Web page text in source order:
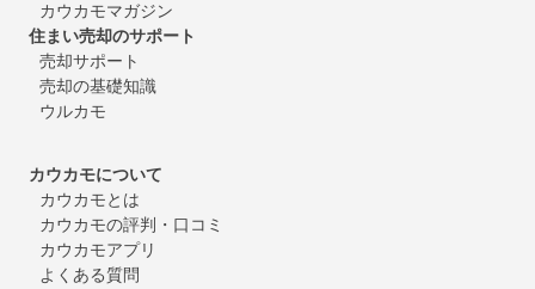
カウカモマガジン
住まい売却のサポート
売却サポート
売却の基礎知識
ウルカモ
カウカモについて
カウカモとは
カウカモの評判・口コミ
カウカモアプリ
よくある質問